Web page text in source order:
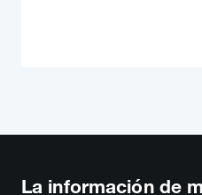
La información de